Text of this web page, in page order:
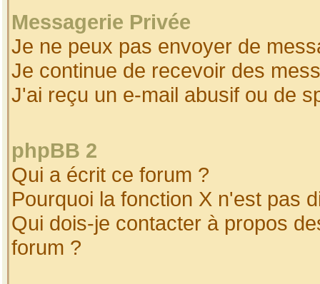
Messagerie Privée
Je ne peux pas envoyer de
Je continue de recevoir des
J'ai reçu un e-mail abusif ou de
phpBB 2
Qui a écrit ce forum ?
Pourquoi la fonction X n'est pas
Qui dois-je contacter à propos
forum ?